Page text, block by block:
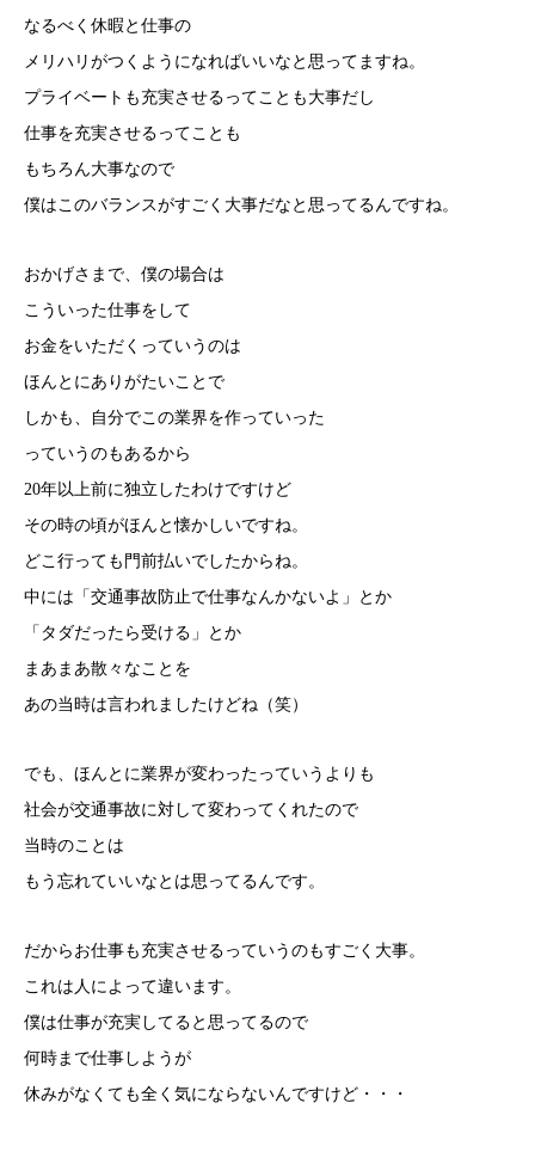
なるべく休暇と仕事の
メリハリがつくようになればいいなと思ってますね。
プライベートも充実させるってことも大事だし
仕事を充実させるってことも
もちろん大事なので
僕はこのバランスがすごく大事だなと思ってるんですね。
おかげさまで、僕の場合は
こういった仕事をして
お金をいただくっていうのは
ほんとにありがたいことで
しかも、自分でこの業界を作っていった
っていうのもあるから
20年以上前に独立したわけですけど
その時の頃がほんと懐かしいですね。
どこ行っても門前払いでしたからね。
中には「交通事故防止で仕事なんかないよ」とか
「タダだったら受ける」とか
まあまあ散々なことを
あの当時は言われましたけどね（笑）
でも、ほんとに業界が変わったっていうよりも
社会が交通事故に対して変わってくれたので
当時のことは
もう忘れていいなとは思ってるんです。
だからお仕事も充実させるっていうのもすごく大事。
これは人によって違います。
僕は仕事が充実してると思ってるので
何時まで仕事しようが
休みがなくても全く気にならないんですけど・・・